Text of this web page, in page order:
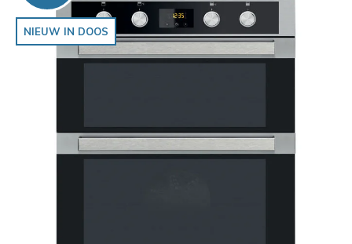
NIEUW IN DOOS